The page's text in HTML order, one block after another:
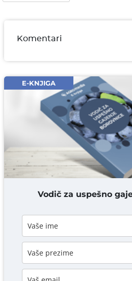
Komentari
Email* obavezno
Komentar* obavezno
DODAJ
E-KNJIGA
Vodič za uspešno